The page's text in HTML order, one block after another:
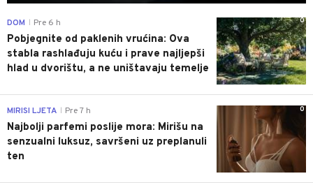
0
DOM Pre 6 h
Pobjegnite od paklenih vrućina: Ova
stabla rashlađuju kuću i prave najljepši
hlad u dvorištu, a ne uništavaju temelje
0
MIRISI LJETA Pre 7 h
Najbolji parfemi poslije mora: Mirišu na
senzualni luksuz, savršeni uz preplanuli
ten